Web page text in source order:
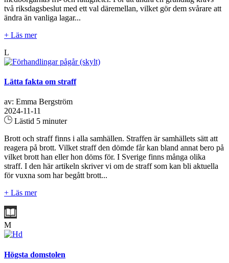
två riksdagsbeslut med ett val däremellan, vilket gör dem svårare att
ändra än vanliga lagar...
+ Läs mer
L
Lätta fakta om straff
av: Emma Bergström
2024-11-11
Lästid 5 minuter
Brott och straff finns i alla samhällen. Straffen är samhällets sätt att
reagera på brott. Vilket straff den dömde får kan bland annat bero på
vilket brott han eller hon döms för. I Sverige finns många olika
straff. I den här artikeln skriver vi om de straff som kan bli aktuella
för vuxna som har begått brott...
+ Läs mer
M
Högsta domstolen